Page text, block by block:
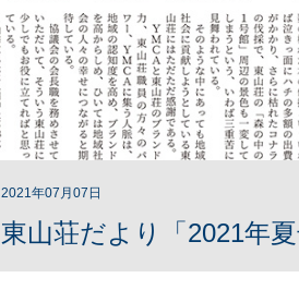
2021年07月07日
東山荘だより「2021年